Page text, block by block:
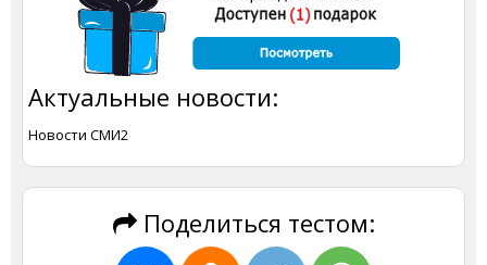
Актуальные новости:
Новости СМИ2
Поделиться тестом: